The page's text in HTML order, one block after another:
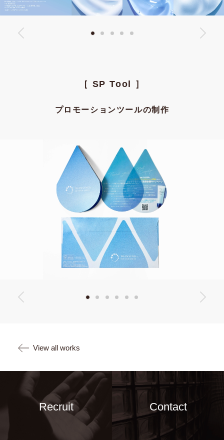
［ SP Tool ］
プロモーションツールの制作
View all works
Recruit Contact